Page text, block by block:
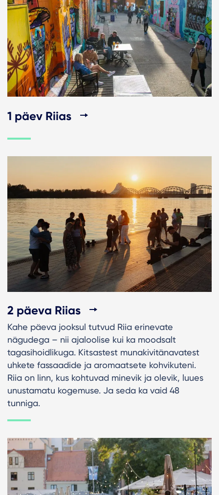
1 päev Riias
2 päeva Riias
Kahe päeva jooksul tutvud Riia erinevate
nägudega – nii ajaloolise kui ka moodsalt
tagasihoidlikuga. Kitsastest munakivitänavatest
uhkete fassaadide ja aromaatsete kohvikuteni.
Riia on linn, kus kohtuvad minevik ja olevik, luues
unustamatu kogemuse. Ja seda ka vaid 48
tunniga.